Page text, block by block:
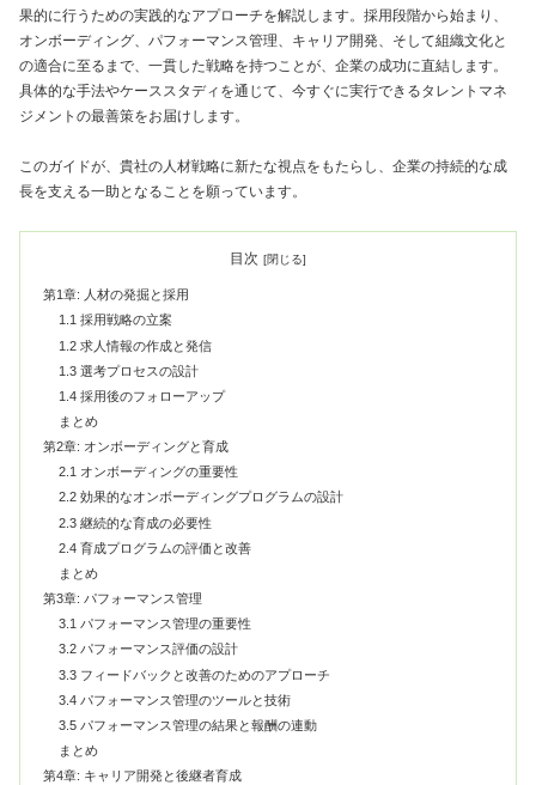
果的に行うための実践的なアプローチを解説します。採用段階から始まり、
オンボーディング、パフォーマンス管理、キャリア開発、そして組織文化と
の適合に至るまで、一貫した戦略を持つことが、企業の成功に直結します。
具体的な手法やケーススタディを通じて、今すぐに実行できるタレントマネ
ジメントの最善策をお届けします。
このガイドが、貴社の人材戦略に新たな視点をもたらし、企業の持続的な成
長を支える一助となることを願っています。
目次
第1章: 人材の発掘と採用
1.1 採用戦略の立案
1.2 求人情報の作成と発信
1.3 選考プロセスの設計
1.4 採用後のフォローアップ
まとめ
第2章: オンボーディングと育成
2.1 オンボーディングの重要性
2.2 効果的なオンボーディングプログラムの設計
2.3 継続的な育成の必要性
2.4 育成プログラムの評価と改善
まとめ
第3章: パフォーマンス管理
3.1 パフォーマンス管理の重要性
3.2 パフォーマンス評価の設計
3.3 フィードバックと改善のためのアプローチ
3.4 パフォーマンス管理のツールと技術
3.5 パフォーマンス管理の結果と報酬の連動
まとめ
第4章: キャリア開発と後継者育成